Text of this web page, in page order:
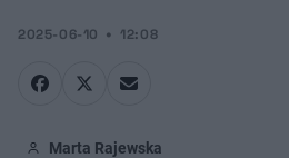
2025-06-10 12:08
Marta Rajewska